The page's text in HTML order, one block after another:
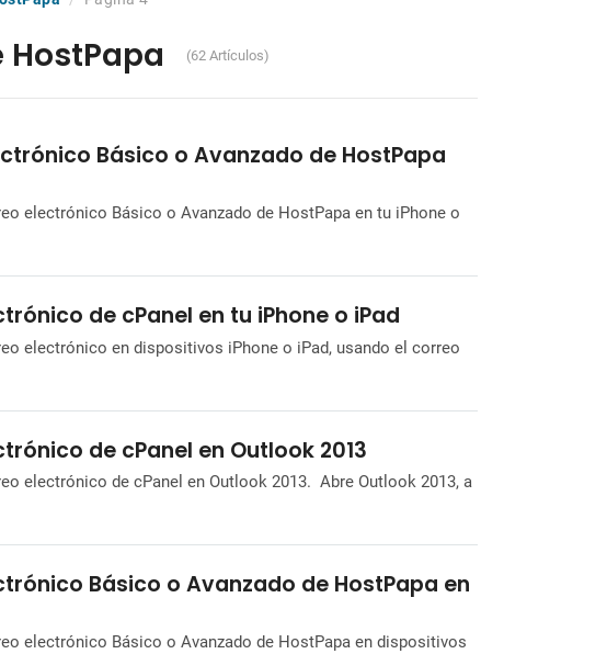
HostPapa (62 Artículos)
Básico o Avanzado de HostPapa
electrónico Básico o Avanzado de HostPapa en tu iPhone o
de cPanel en tu iPhone o iPad
electrónico en dispositivos iPhone o iPad, usando el correo
de cPanel en Outlook 2013
electrónico de cPanel en Outlook 2013. Abre Outlook 2013, a
Básico o Avanzado de HostPapa en
electrónico Básico o Avanzado de HostPapa en dispositivos